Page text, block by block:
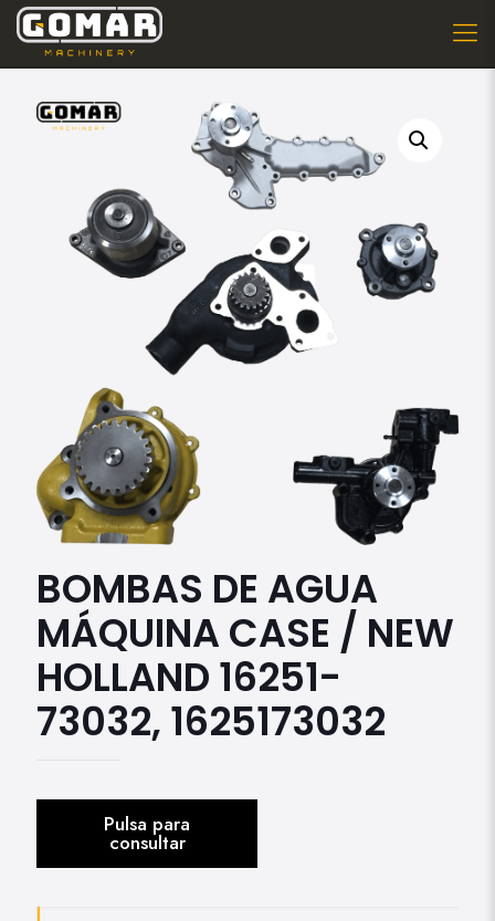
BOMBAS DE AGUA
MÁQUINA CASE / NEW
HOLLAND 16251-
73032, 1625173032